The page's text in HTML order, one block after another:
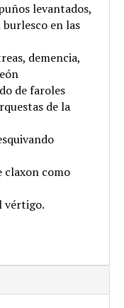
levantados,
en las
demencia,
de faroles
de la
claxon como
vértigo.